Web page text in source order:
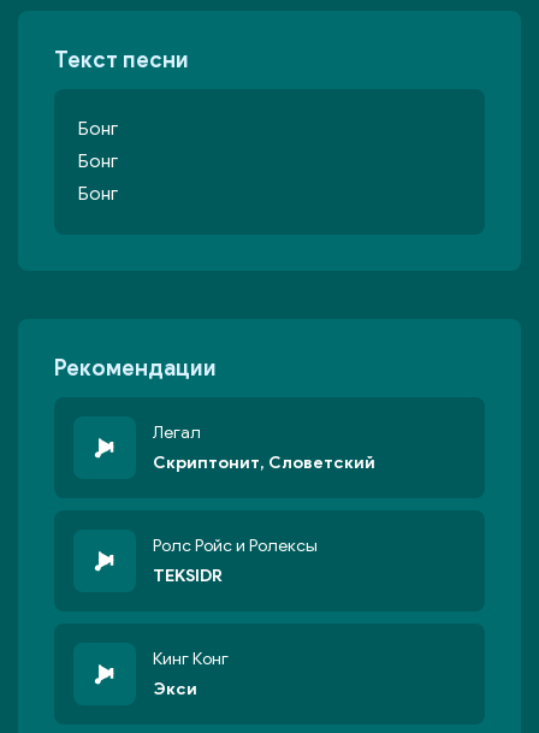
Текст песни
Бонг
Бонг
Бонг
Рекомендации
Легал
Скриптонит, Словетский
Ролс Ройс и Ролексы
TEKSIDR
Кинг Конг
Экси